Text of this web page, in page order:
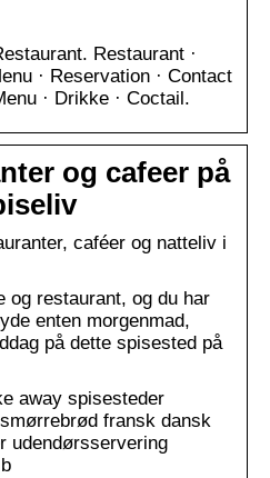
Restaurant ·
· Reservation · Contact
· Drikke · Coctail.
og cafeer på
caféer og natteliv i
og restaurant, og du har
enten morgenmad,
på dette spisested på
away spisesteder
fransk dansk
udendørsservering